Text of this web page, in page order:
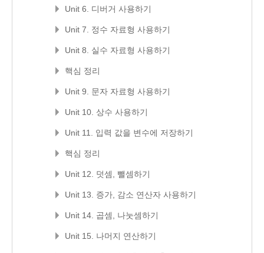
Unit 6. 디버거 사용하기
Unit 7. 정수 자료형 사용하기
Unit 8. 실수 자료형 사용하기
핵심 정리
Unit 9. 문자 자료형 사용하기
Unit 10. 상수 사용하기
Unit 11. 입력 값을 변수에 저장하기
핵심 정리
Unit 12. 덧셈, 뺄셈하기
Unit 13. 증가, 감소 연산자 사용하기
Unit 14. 곱셈, 나눗셈하기
Unit 15. 나머지 연산하기